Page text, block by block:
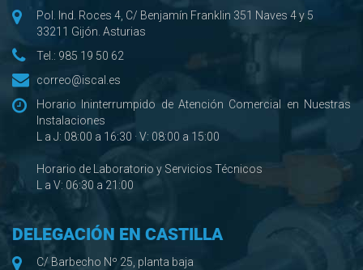
Pol. Ind. Roces 4, C/ Benjamín Franklin 351 Naves 4 y 5
33211 Gijón. Asturias
Tel.: 985 19 50 62
correo@iscal.es
Horario Ininterrumpido de Atención Comercial en Nuestras
Instalaciones
L a J: 08:00 a 16:30 · V: 08:00 a 15:00
Horario de Laboratorio y Servicios Técnicos
L a V: 06:30 a 21:00
DELEGACIÓN EN CASTILLA
C/ Barbecho Nº 25, planta baja